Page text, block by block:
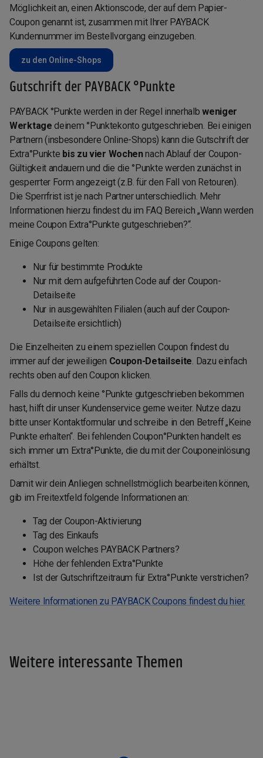
Möglichkeit an, einen Aktionscode, der auf dem Papier-
Coupon genannt ist, zusammen mit Ihrer PAYBACK
Kundennummer im Bestellvorgang einzugeben.
zu den Online-Shops
Gutschrift der PAYBACK °Punkte
PAYBACK °Punkte werden in der Regel innerhalbweniger
Werktage deinem °Punktekonto gutgeschrieben. Bei einigen
Partnern (insbesondere Online-Shops) kann die Gutschrift der
Extra°Punkte bis zu vier Wochennach Ablauf der Coupon-
Gültigkeit andauern und die die °Punkte werden zunächst in
gesperrter Form angezeigt (z.B. für den Fall von Retouren).
Die Sperrfrist ist je nach Partner unterschiedlich. Mehr
Informationen hierzu findest du im FAQ Bereich „Wann werden
meine Coupon Extra°Punkte gutgeschrieben?“.
Einige Coupons gelten:
Nur für bestimmte Produkte
Nur mit dem aufgeführten Code auf der Coupon-
Detailseite
Nur in ausgewählten Filialen (auch auf der Coupon-
Detailseite ersichtlich)
Die Einzelheiten zu einem speziellen Coupon findest du
immer auf der jeweiligen Coupon-Detailseite. Dazu einfach
rechts oben auf den Coupon klicken.
Falls du dennoch keine °Punkte gutgeschrieben bekommen
hast, hilft dir unser Kundenservice gerne weiter. Nutze dazu
bitte unser Kontaktformular und schreibe in den Betreff „Keine
Punkte erhalten“. Bei fehlenden Coupon°Punkten handelt es
sich immer um Extra°Punkte, die du mit der Couponeinlösung
erhältst.
Damit wir dein Anliegen schnellstmöglich bearbeiten können,
gib im Freitextfeld folgende Informationen an:
Tag der Coupon-Aktivierung
Tag des Einkaufs
Coupon welches PAYBACK Partners?
Höhe der fehlenden Extra°Punkte
Ist der Gutschriftzeitraum für Extra°Punkte verstrichen?
Weitere Informationen zu PAYBACK Coupons findest du hier.
Weitere interessante Themen